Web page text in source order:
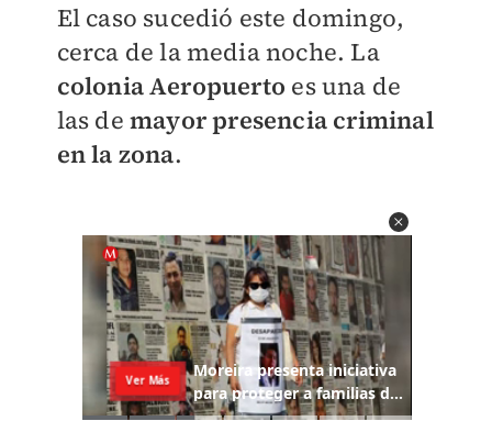
El caso sucedió este domingo,
cerca de la media noche. La
colonia Aeropuerto es una de
las de mayor presencia criminal
en la zona.